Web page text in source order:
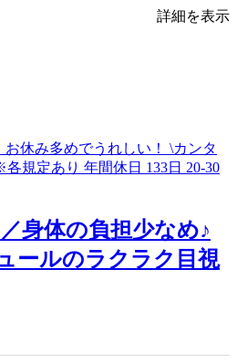
詳細を表示
身体の負担少なめ♪
ールのラクラク目視